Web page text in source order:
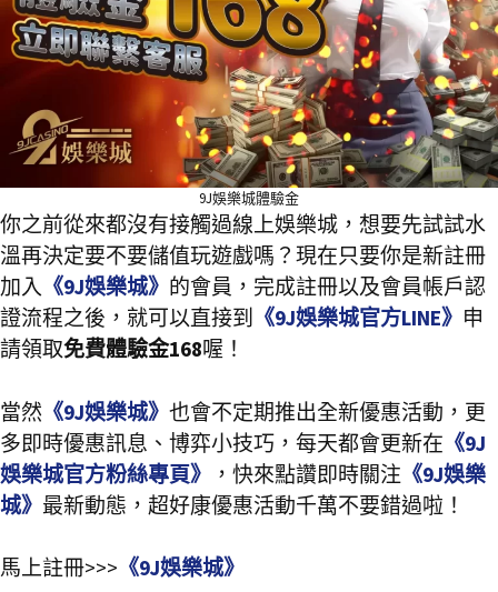
9J娛樂城體驗金
你之前從來都沒有接觸過線上娛樂城，想要先試試水
溫再決定要不要儲值玩遊戲嗎？現在只要你是新註冊
加入 《9J娛樂城》 的會員，完成註冊以及會員帳戶認
證流程之後，就可以直接到
《9J娛樂城官方LINE》 申
請領取免費體驗金168喔！
當然 《9J娛樂城》 也會不定期推出全新優惠活動，更
多即時優惠訊息、博弈小技巧，每天都會更新在 《9J
娛樂城官方粉絲專頁》
，快來點讚即時關注 《9J娛樂
城》 最新動態，超好康優惠活動千萬不要錯過啦！
馬上註冊>>> 《9J娛樂城》